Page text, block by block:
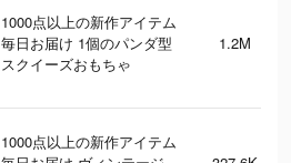
1000点以上の新作アイテム
毎日お届け 1個のパンダ型
スクイーズおもちゃ
1.2M
1000点以上の新作アイテム